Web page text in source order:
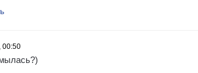
00:50